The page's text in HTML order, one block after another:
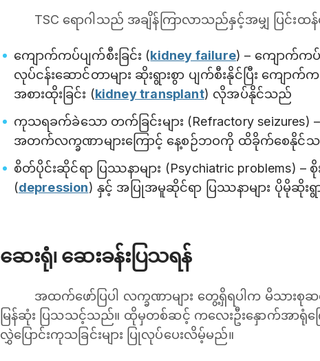
TSC ရောဂါသည် အချိန်ကြာလာသည်နှင့်အမျှ ပြင်း
ကျောက်ကပ်ပျက်စီးခြင်း (kidney failure) – ကျောက်က
လုပ်ငန်းဆောင်တာများ ဆိုးရွားစွာ ပျက်စီးနိုင်ပြီး ကျောက်က
အစားထိုးခြင်း (kidney transplant) လိုအပ်နိုင်သည်
ကုသရခက်ခဲသော တက်ခြင်းများ (Refractory
အတက်လက္ခဏာများကြောင့် နေ့စဉ်ဘဝကို ထိခိုက်စေနိုင်
စိတ်ပိုင်းဆိုင်ရာ ပြဿနာများ (Psychiatric problems) – စို
(depression) နှင့် အပြုအမူဆိုင်ရာ ပြဿနာများ ပိုမိုဆိုး
ဆေးရုံ၊ ဆေးခန်းပြသရန်
အထက်ဖော်ပြပါ လက္ခဏာများ တွေ့ရှိရပါက မိသာ
မြန်ဆုံး ပြသသင့်သည်။ ထိုမှတစ်ဆင့် ကလေးဦးနှောက်အာရုံက
လွှဲပြောင်းကုသခြင်းများ ပြုလုပ်ပေးလိမ့်မည်။